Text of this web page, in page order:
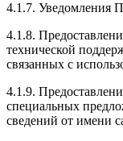
4.1.7. Уведомления
4.1.8.
технической
связанных с
4.1.9.
специальных
сведений от имени